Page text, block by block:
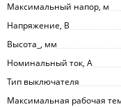
Максимальный напор, м
Напряжение, В
Высота_, мм
Номинальный ток, А
Тип выключателя
Максимальная рабочая